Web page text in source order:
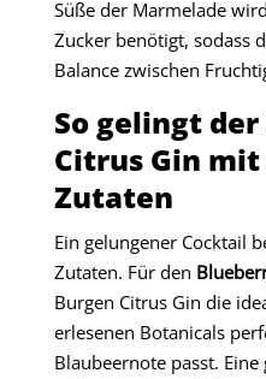
Süße der Marmelade
Zucker benötigt, sodass
Balance zwischen
So gelingt
Citrus Gin
Zutaten
Ein gelungener Cocktail
Zutaten. Für den
Burgen Citrus Gin die
erlesenen Botanicals
Blaubeernote passt.